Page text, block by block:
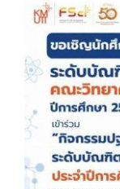
วิชาการ
งานวิจัยและนวัตกรรม
เครือข่ายความร่วมมือ
บริการวิชาการ
ความร่วมมือกับต่างป